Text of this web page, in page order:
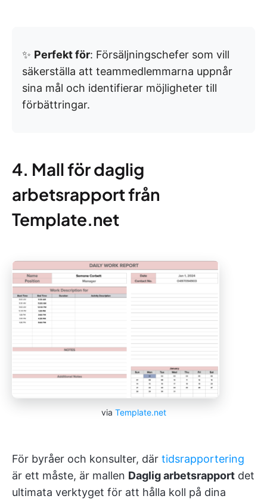
✨ Perfekt för: Försäljningschefer som vill
säkerställa att teammedlemmarna uppnår
sina mål och identifierar möjligheter till
förbättringar.
4. Mall för daglig
arbetsrapport från
Template.net
via Template.net
För byråer och konsulter, där tidsrapportering
är ett måste, är mallen Daglig arbetsrapport det
ultimata verktyget för att hålla koll på dina